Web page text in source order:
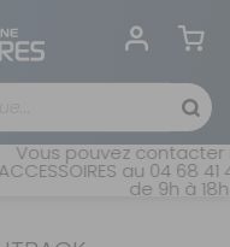
Vous pouvez contacter
ACCESSOIRES au 04 68
de 9h à